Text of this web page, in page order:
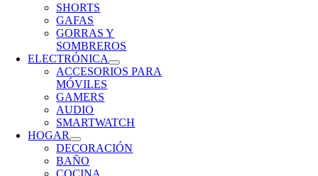
SHORTS
GAFAS
GORRAS Y
SOMBREROS
ELECTRÓNICA
ACCESORIOS PARA
MÓVILES
GAMERS
AUDIO
SMARTWATCH
HOGAR
DECORACIÓN
BAÑO
COCINA